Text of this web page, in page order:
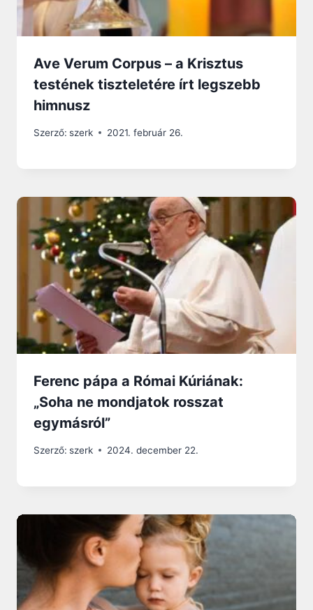
Ave Verum Corpus – a Krisztus
testének tiszteletére írt legszebb
himnusz
Szerző: szerk 2021. február 26.
Ferenc pápa a Római Kúriának:
„Soha ne mondjatok rosszat
egymásról”
Szerző: szerk 2024. december 22.